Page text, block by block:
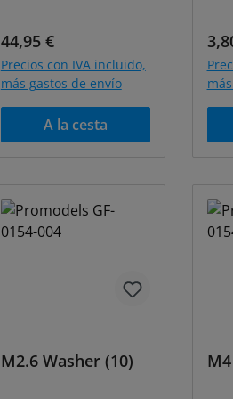
Precio normal:
44,95 €
Precios con IVA incluido,
más gastos de envío
A la cesta
M2.6 Washer (10)